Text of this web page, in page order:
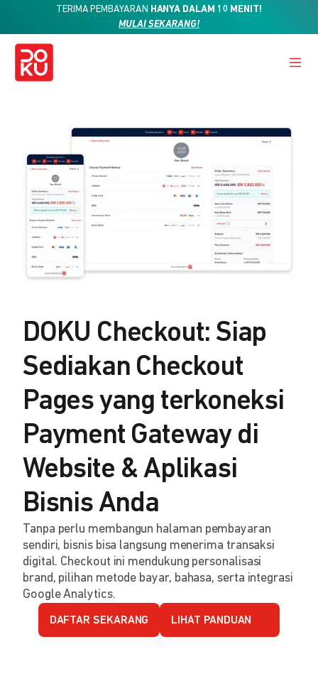
TERIMA PEMBAYARAN HANYA DALAM 10 MENIT!
MULAI SEKARANG!
DOKU Checkout: Siap
Sediakan Checkout
Pages yang terkoneksi
Payment Gateway di
Website & Aplikasi
Bisnis Anda
Tanpa perlu membangun halaman pembayaran
sendiri, bisnis bisa langsung menerima transaksi
digital. Checkout ini mendukung personalisasi
brand, pilihan metode bayar, bahasa, serta integrasi
Google Analytics.
DAFTAR SEKARANG LIHAT PANDUAN